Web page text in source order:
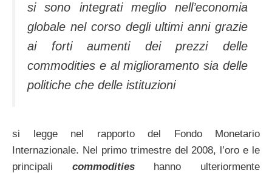
si sono integrati meglio nell’economia
globale nel corso degli ultimi anni grazie
ai forti aumenti dei prezzi delle
commodities e al miglioramento sia delle
politiche che delle istituzioni
si legge nel rapporto del Fondo Monetario
Internazionale. Nel primo trimestre del 2008, l’oro e le
principali commodities hanno ulteriormente